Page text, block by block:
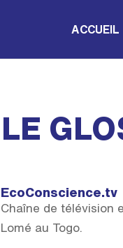
ACCUEIL
LE
EcoConscience.tv
Chaîne de télévision
Lomé au Togo.